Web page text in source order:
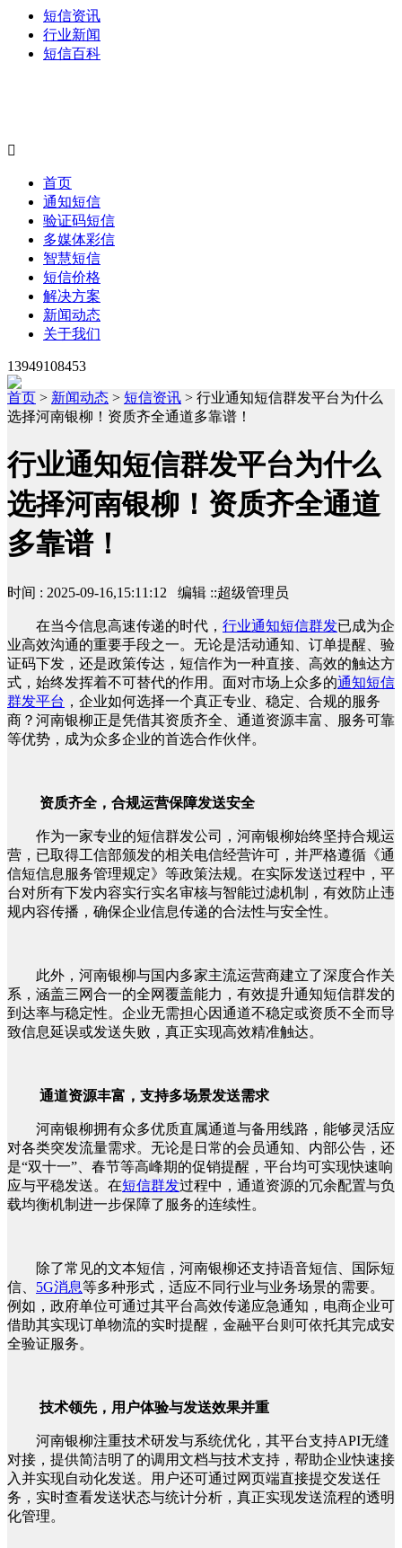
短信资讯
行业新闻
短信百科

首页
通知短信
验证码短信
多媒体彩信
智慧短信
短信价格
解决方案
新闻动态
关于我们
13949108453
首页 > 新闻动态 > 短信资讯 > 行业通知短信群发平台为什么
选择河南银柳！资质齐全通道多靠谱！
行业通知短信群发平台为什么
选择河南银柳！资质齐全通道
多靠谱！
时间 : 2025-09-16,15:11:12 编辑 ::超级管理员
在当今信息高速传递的时代， 行业通知短信群发已成为企
业高效沟通的重要手段之一。无论是活动通知、订单提醒、验
证码下发，还是政策传达，短信作为一种直接、高效的触达方
式，始终发挥着不可替代的作用。面对市场上众多的通知短信
群发平台 ，企业如何选择一个真正专业、稳定、合规的服务
商？河南银柳正是凭借其资质齐全、通道资源丰富、服务可靠
等优势，成为众多企业的首选合作伙伴。
资质齐全，合规运营保障发送安全
作为一家专业的短信群发公司，河南银柳始终坚持合规运
营，已取得工信部颁发的相关电信经营许可，并严格遵循《通
信短信息服务管理规定》等政策法规。在实际发送过程中，平
台对所有下发内容实行实名审核与智能过滤机制，有效防止违
规内容传播，确保企业信息传递的合法性与安全性。
此外，河南银柳与国内多家主流运营商建立了深度合作关
系，涵盖三网合一的全网覆盖能力，有效提升通知短信群发的
到达率与稳定性。企业无需担心因通道不稳定或资质不全而导
致信息延误或发送失败，真正实现高效精准触达。
通道资源丰富，支持多场景发送需求
河南银柳拥有众多优质直属通道与备用线路，能够灵活应
对各类突发流量需求。无论是日常的会员通知、内部公告，还
是“双十一”、春节等高峰期的促销提醒，平台均可实现快速响
应与平稳发送。在短信群发过程中，通道资源的冗余配置与负
载均衡机制进一步保障了服务的连续性。
除了常见的文本短信，河南银柳还支持语音短信、国际短
信、 5G消息等多种形式，适应不同行业与业务场景的需要。
例如，政府单位可通过其平台高效传递应急通知，电商企业可
借助其实现订单物流的实时提醒，金融平台则可依托其完成安
全验证服务。
技术领先，用户体验与发送效果并重
河南银柳注重技术研发与系统优化，其平台支持API无缝
对接，提供简洁明了的调用文档与技术支持，帮助企业快速接
入并实现自动化发送。用户还可通过网页端直接提交发送任
务，实时查看发送状态与统计分析，真正实现发送流程的透明
化管理。